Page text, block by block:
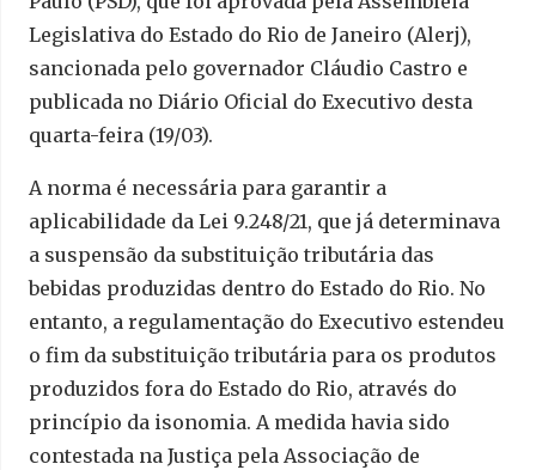
Legislativa do Estado do Rio de Janeiro (Alerj),
sancionada pelo governador Cláudio Castro e
publicada no Diário Oficial do Executivo desta
quarta-feira (19/03).
A norma é necessária para garantir a
aplicabilidade da Lei 9.248/21, que já determinava
a suspensão da substituição tributária das
bebidas produzidas dentro do Estado do Rio. No
entanto, a regulamentação do Executivo estendeu
o fim da substituição tributária para os produtos
produzidos fora do Estado do Rio, através do
princípio da isonomia. A medida havia sido
contestada na Justiça pela Associação de